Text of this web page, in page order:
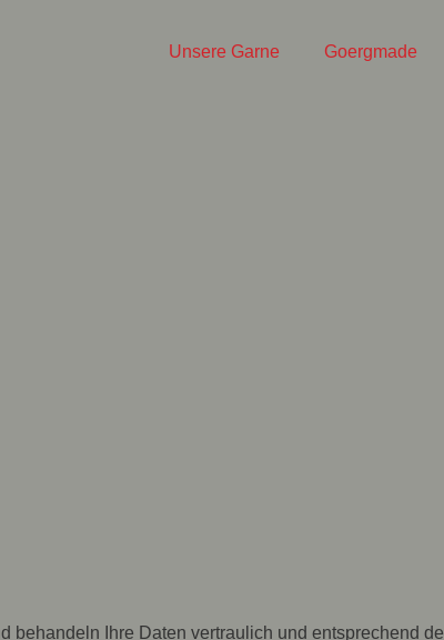
Unsere Garne Goergmade
behandeln Ihre Daten vertraulich und entsprechend